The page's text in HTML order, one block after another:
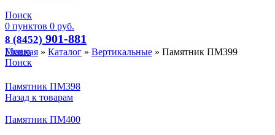
Поиск
0 пунктов 0 руб.
8 (8452) 901-881
Меню
Поиск
Главная » Каталог » Вертикальные » Памятник ПМ399
Памятник ПМ398
Назад к товарам
Памятник ПМ400